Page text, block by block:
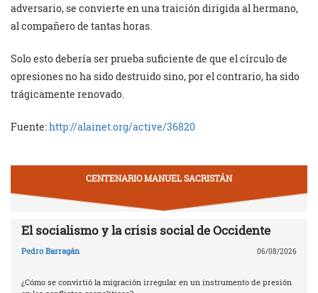
adversario, se convierte en una traición dirigida al hermano,
al compañero de tantas horas.
Solo esto debería ser prueba suficiente de que el círculo de
opresiones no ha sido destruido sino, por el contrario, ha sido
trágicamente renovado.
Fuente:http://alainet.org/active/36820
CENTENARIO MANUEL SACRISTÁN
El socialismo y la crisis social de Occidente
Pedro Barragán 06/08/2026
¿Cómo se convirtió la migración irregular en un instrumento de presión